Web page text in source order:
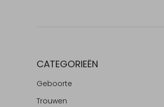
CATEGORIEËN
Geboorte
Trouwen